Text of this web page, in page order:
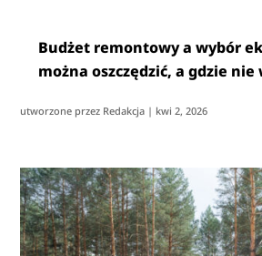
Budżet remontowy a wybór
można oszczędzić, a gdzie nie
utworzone przez Redakcja | kwi 2, 2026